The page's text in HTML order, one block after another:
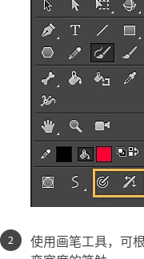
使用画笔工具，可